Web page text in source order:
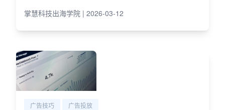
掌慧科技出海学院 | 2026-03-12
广告技巧 广告投放